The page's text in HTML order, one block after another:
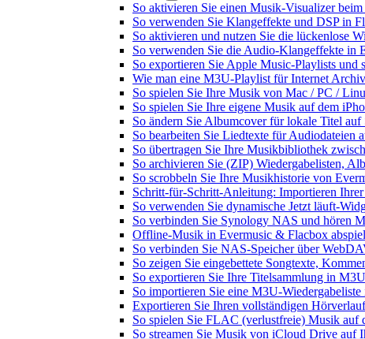
So aktivieren Sie einen Musik-Visualizer
So verwenden Sie Klangeffekte und DSP in
So aktivieren und nutzen Sie die lückenlose
So verwenden Sie die Audio-Klangeffekte in
So exportieren Sie Apple Music-Playlists und
Wie man eine M3U-Playlist für Internet
So spielen Sie Ihre Musik von Mac / PC /
So spielen Sie Ihre eigene Musik auf dem
So ändern Sie Albumcover für lokale Titel
So bearbeiten Sie Liedtexte für Audiodateien
So übertragen Sie Ihre Musikbibliothek
So archivieren Sie (ZIP) Wiedergabelisten,
So scrobbeln Sie Ihre Musikhistorie von
Schritt-für-Schritt-Anleitung: Importieren
So verwenden Sie dynamische Jetzt läuft-
So verbinden Sie Synology NAS und hören
Offline-Musik in Evermusic & Flacbox
So verbinden Sie NAS-Speicher über
So zeigen Sie eingebettete Songtexte,
So exportieren Sie Ihre Titelsammlung in
So importieren Sie eine M3U-
Exportieren Sie Ihren vollständigen
So spielen Sie FLAC (verlustfreie) Musik auf
So streamen Sie Musik von iCloud Drive auf